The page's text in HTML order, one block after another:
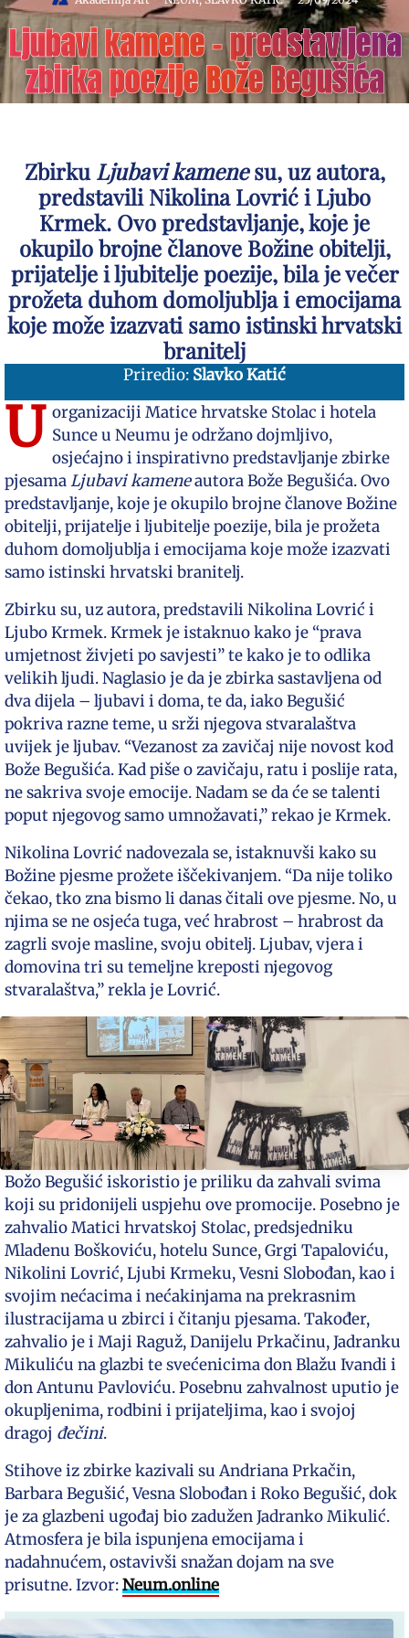
Ljubavi kamene – predstavljena
zbirka poezije Bože Begušića
ZbirkuLjubavi kamenesu, uz autora,
predstavili Nikolina Lovrić i Ljubo
Krmek. Ovo predstavljanje, koje je
okupilo brojne članove Božine obitelji,
prijatelje i ljubitelje poezije, bila je večer
prožeta duhom domoljublja i emocijama
koje može izazvati samo istinski hrvatski
branitelj
Priredio: Slavko Katić
U organizaciji Matice hrvatske Stolac i hotela
Sunce u Neumu je održano dojmljivo,
osjećajno i inspirativno predstavljanje zbirke
pjesamaLjubavi kameneautora Bože Begušića. Ovo
predstavljanje, koje je okupilo brojne članove Božine
obitelji, prijatelje i ljubitelje poezije, bila je prožeta
duhom domoljublja i emocijama koje može izazvati
samo istinski hrvatski branitelj.
Zbirku su, uz autora, predstavili Nikolina Lovrić i
Ljubo Krmek. Krmek je istaknuo kako je “prava
umjetnost živjeti po savjesti” te kako je to odlika
velikih ljudi. Naglasio je da je zbirka sastavljena od
dva dijela – ljubavi i doma, te da, iako Begušić
pokriva razne teme, u srži njegova stvaralaštva
uvijek je ljubav. “Vezanost za zavičaj nije novost kod
Bože Begušića. Kad piše o zavičaju, ratu i poslije rata,
ne sakriva svoje emocije. Nadam se da će se talenti
poput njegovog samo umnožavati,” rekao je Krmek.
Nikolina Lovrić nadovezala se, istaknuvši kako su
Božine pjesme prožete iščekivanjem. “Da nije toliko
čekao, tko zna bismo li danas čitali ove pjesme. No, u
njima se ne osjeća tuga, već hrabrost – hrabrost da
zagrli svoje masline, svoju obitelj. Ljubav, vjera i
domovina tri su temeljne kreposti njegovog
stvaralaštva,” rekla je Lovrić.
Božo Begušić iskoristio je priliku da zahvali svima
koji su pridonijeli uspjehu ove promocije. Posebno je
zahvalio Matici hrvatskoj Stolac, predsjedniku
Mladenu Boškoviću, hotelu Sunce, Grgi Tapaloviću,
Nikolini Lovrić, Ljubi Krmeku, Vesni Slobođan, kao i
svojim nećacima i nećakinjama na prekrasnim
ilustracijama u zbirci i čitanju pjesama. Također,
zahvalio je i Maji Raguž, Danijelu Prkačinu, Jadranku
Mikuliću na glazbi te svećenicima don Blažu Ivandi i
don Antunu Pavloviću. Posebnu zahvalnost uputio je
okupljenima, rodbini i prijateljima, kao i svojoj
dragoj đečini.
Stihove iz zbirke kazivali su Andriana Prkačin,
Barbara Begušić, Vesna Slobođan i Roko Begušić, dok
je za glazbeni ugođaj bio zadužen Jadranko Mikulić.
Atmosfera je bila ispunjena emocijama i
nadahnućem, ostavivši snažan dojam na sve
prisutne. Izvor:Neum.online